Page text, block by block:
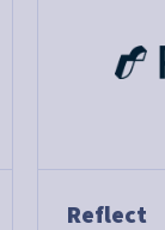
Reflect